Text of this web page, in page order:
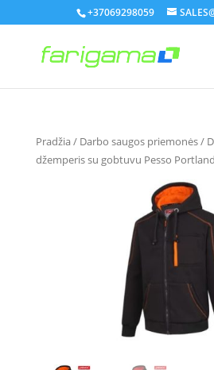
+37069298059
Pradžia/ Darbo saugos priemonės/
džemperis su gobtuvu Pesso Portland